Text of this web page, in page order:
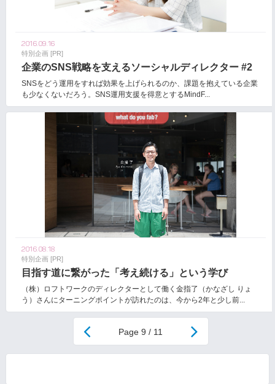
2016.09.16
特別企画 [PR]
企業のSNS戦略を支えるソーシャルディレクター #2
SNSをどう運用をすれば効果を上げられるのか、課題を抱えている企業
も少なくないだろう。SNS運用支援を得意とするMindF...
2016.08.18
特別企画 [PR]
目指す道に繋がった「考え続ける」という学び
（株）ロフトワークのディレクターとして働く金指了（かなざし りょ
う）さんにターニングポイントが訪れたのは、今から2年と少し前...
9 / 11